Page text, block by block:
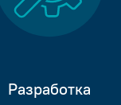
Разработка